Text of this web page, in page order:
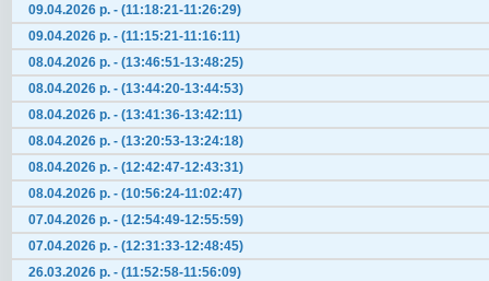
09.04.2026 р. - (11:18:21-11:26:29)
09.04.2026 р. - (11:15:21-11:16:11)
08.04.2026 р. - (13:46:51-13:48:25)
08.04.2026 р. - (13:44:20-13:44:53)
08.04.2026 р. - (13:41:36-13:42:11)
08.04.2026 р. - (13:20:53-13:24:18)
08.04.2026 р. - (12:42:47-12:43:31)
08.04.2026 р. - (10:56:24-11:02:47)
07.04.2026 р. - (12:54:49-12:55:59)
07.04.2026 р. - (12:31:33-12:48:45)
26.03.2026 р. - (11:52:58-11:56:09)